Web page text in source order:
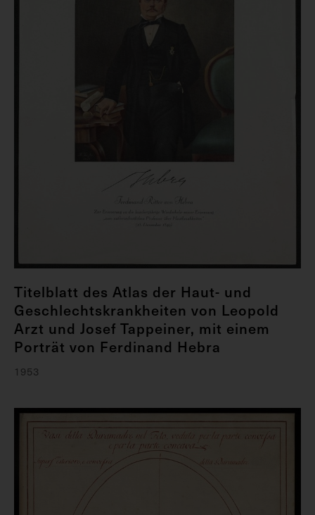
Titelblatt des Atlas der Haut- und
Geschlechtskrankheiten von Leopold
Arzt und Josef Tappeiner, mit einem
Porträt von Ferdinand Hebra
1953